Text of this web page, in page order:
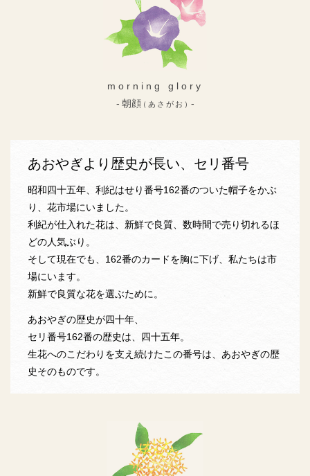
morning glory
朝顔（あさがお）
あおやぎより歴史が長い、セリ番号
昭和四十五年、利紀はせり番号162番のついた帽子をかぶ
り、花市場にいました。
利紀が仕入れた花は、新鮮で良質、数時間で売り切れるほ
どの人気ぶり。
そして現在でも、162番のカードを胸に下げ、私たちは市
場にいます。
新鮮で良質な花を選ぶために。
あおやぎの歴史が四十年、
セリ番号162番の歴史は、四十五年。
生花へのこだわりを支え続けたこの番号は、あおやぎの歴
史そのものです。